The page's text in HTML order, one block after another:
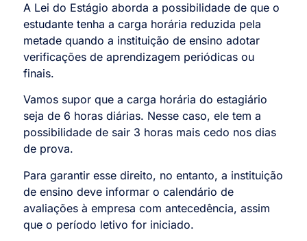
A Lei do Estágio aborda a possibilidade de que o
estudante tenha a carga horária reduzida pela
metade quando a instituição de ensino adotar
verificações de aprendizagem periódicas ou
finais.
Vamos supor que a carga horária do estagiário
seja de 6 horas diárias. Nesse caso, ele tem a
possibilidade de sair 3 horas mais cedo nos dias
de prova.
Para garantir esse direito, no entanto, a instituição
de ensino deve informar o calendário de
avaliações à empresa com antecedência, assim
que o período letivo for iniciado.